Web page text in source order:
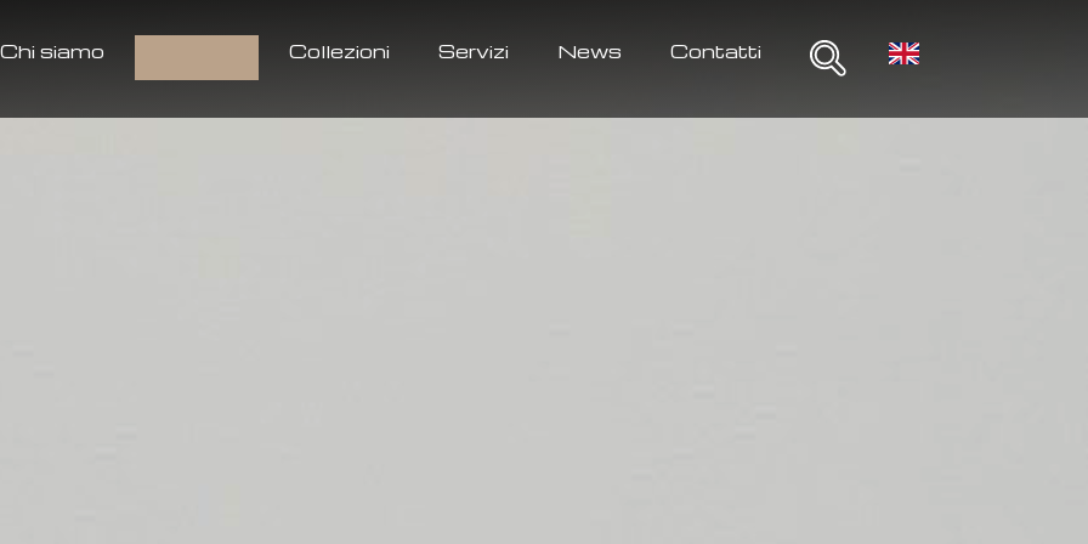
Chi siamo Collezioni Servizi News Contatti